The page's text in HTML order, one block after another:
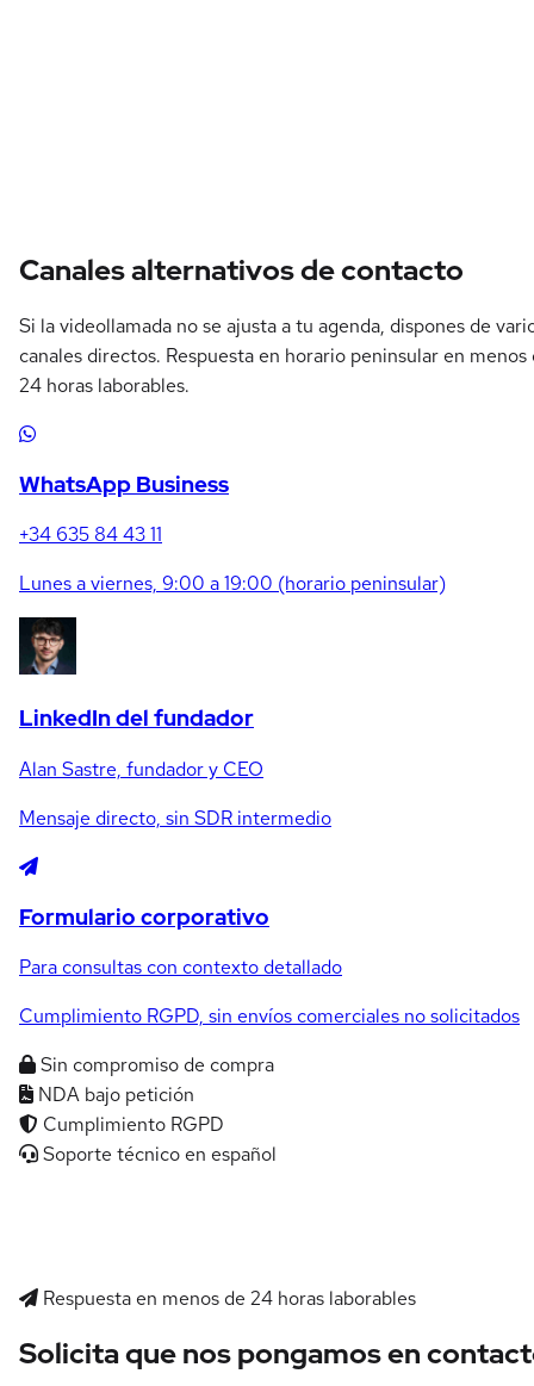
Canales alternativos de contacto
Si la videollamada no se ajusta a tu agenda, dispones de
canales directos. Respuesta en horario peninsular en menos
24 horas laborables.
WhatsApp Business
+34 635 84 43 11
Lunes a viernes, 9:00 a 19:00 (horario peninsular)
LinkedIn del fundador
Alan Sastre, fundador y CEO
Mensaje directo, sin SDR intermedio
Formulario corporativo
Para consultas con contexto detallado
Cumplimiento RGPD, sin envíos comerciales no solicitados
Sin compromiso de compra
NDA bajo petición
Cumplimiento RGPD
Soporte técnico en español
Respuesta en menos de 24 horas laborables
Solicita que nos pongamos en